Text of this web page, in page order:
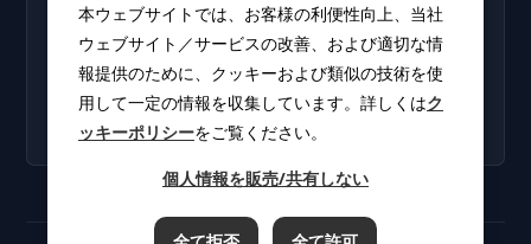
採用情報
新卒・キャリア採用情報を
掲載しています。
CLUB PHI（会員専
用）
ソフトウェアアップデート
やカタログをダウンロー
ド。
本ウェブサイトでは、お客様の利便性向上、当社
ウェブサイト／サービスの改善、および適切な情
報提供のために、クッキーおよび類似の技術を使
用して一定の情報を収集しています。詳しくはク
ッキーポリシーをご覧ください。
個人情報を販売/共有しない